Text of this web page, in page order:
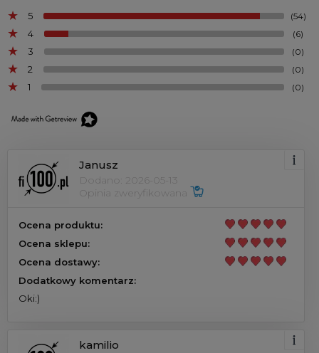
5
(54)
4 (6)
3 (0)
2 (0)
1 (0)
Janusz
Dodano: 2026-05-13
Opinia zweryfikowana
Ocena produktu:
Ocena sklepu:
Ocena dostawy:
Dodatkowy komentarz:
Oki:)
kamilio